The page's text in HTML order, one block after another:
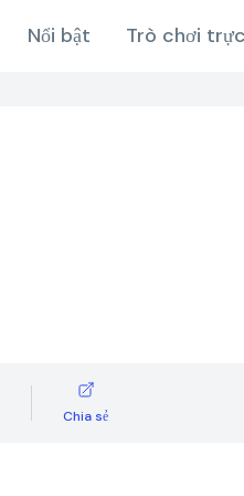
Nổi bật Trò chơi
Chia sẻ